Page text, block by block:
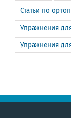
Статьи по
Упражнения
Упражнения